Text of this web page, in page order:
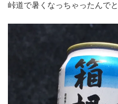
峠道で暑くなっちゃったんで